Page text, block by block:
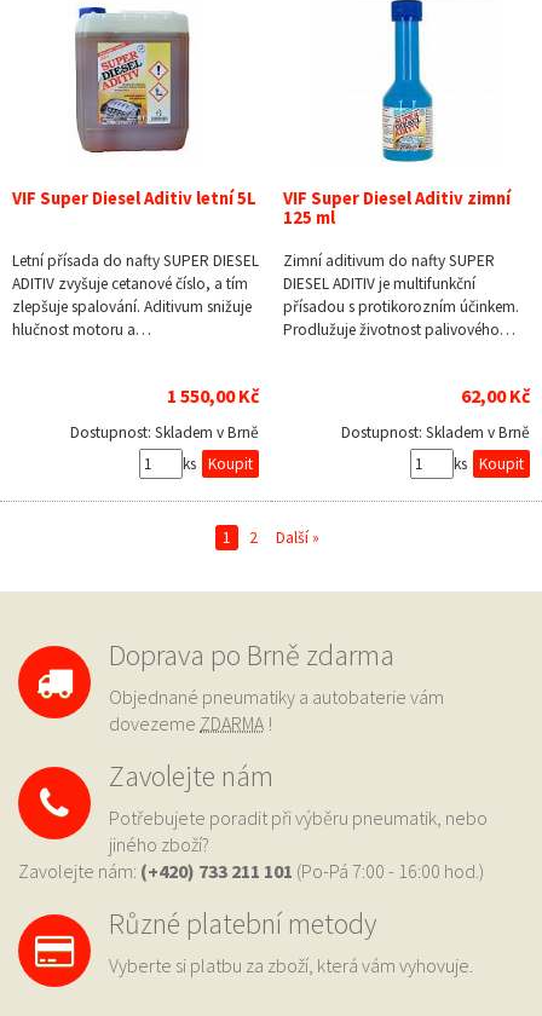
VIF Super Diesel Aditiv letní 5L
Letní přísada do nafty SUPER DIESEL
ADITIV zvyšuje cetanové číslo, a tím
zlepšuje spalování. Aditivum snižuje
hlučnost motoru a…
1 550,00 Kč
Dostupnost: Skladem v Brně
ks
VIF Super Diesel Aditiv zimní
125 ml
Zimní aditivum do nafty SUPER
DIESEL ADITIV je multifunkční
přísadou s protikorozním účinkem.
Prodlužuje životnost palivového…
62,00 Kč
Dostupnost: Skladem v Brně
ks
1 2 Další »
Doprava po Brně zdarma
Objednané pneumatiky a autobaterie vám
dovezeme ZDARMA !
Zavolejte nám
Potřebujete poradit při výběru pneumatik, nebo
jiného zboží?
Zavolejte nám: (+420) 733 211 101 (Po-Pá 7:00 - 16:00 hod.)
Různé platební metody
Vyberte si platbu za zboží, která vám vyhovuje.